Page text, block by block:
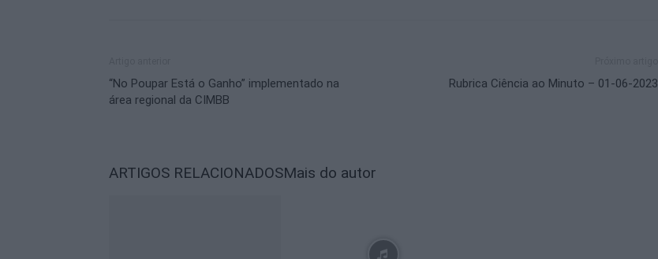
“No Poupar Está o Ganho” implementado na
área regional da CIMBB
Rubrica Ciência ao Minuto – 01-06-2023
ARTIGOS RELACIONADOSMais do autor